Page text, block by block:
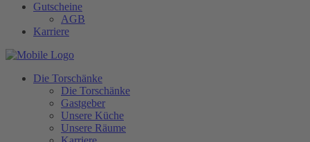
Gutscheine
AGB
Karriere
Die Torschänke
Die Torschänke
Gastgeber
Unsere Küche
Unsere Räume